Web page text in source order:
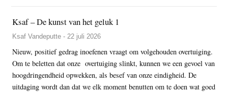
Ksaf – De kunst van het geluk 1
Ksaf Vandeputte - 22 juli 2026
Nieuw, positief gedrag inoefenen vraagt om volgehouden overtuiging.
Om te beletten dat onze overtuiging slinkt, kunnen we een gevoel van
hoogdringendheid opwekken, als besef van onze eindigheid. De
uitdaging wordt dan dat we elk moment benutten om te doen wat goed